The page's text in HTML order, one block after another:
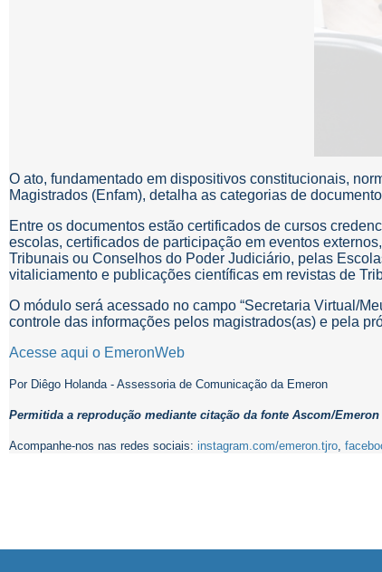
O ato, fundamentado em dispositivos constitucionais,
Magistrados (Enfam), detalha as categorias de
Entre os documentos estão certificados de cursos
escolas, certificados de participação em eventos
Tribunais ou Conselhos do Poder Judiciário, pelas
vitaliciamento e publicações científicas em revistas de
O módulo será acessado no campo “Secretaria Virtual/
controle das informações pelos magistrados(as) e pela
Acesse aqui o EmeronWeb
Por Diêgo Holanda - Assessoria de Comunicação da Emeron
Permitida a reprodução mediante citação da fonte Ascom/Emeron
Acompanhe-nos nas redes sociais: instagram.com/emeron.tjro,